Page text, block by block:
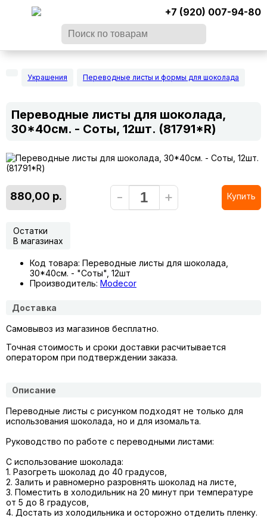
+7 (920) 007-94-80
Украшения Переводные листы и формы для шоколада
Переводные листы для шоколада,
30*40см. - Соты, 12шт. (81791*R)
880,00 р. - + Купить
Остатки
В магазинах
Код товара: Переводные листы для шоколада,
30*40см. - "Соты", 12шт
Производитель: Modecor
Доставка
Самовывоз из магазинов бесплатно.
Точная стоимость и сроки доставки расчитывается
оператором при подтверждении заказа.
Описание
Переводные листы с рисунком подходят не только для
использования шоколада, но и для изомальта.
Руководство по работе с переводными листами:
С использование шоколада:
1. Разогреть шоколад до 40 градусов,
2. Залить и равномерно разровнять шоколад на листе,
3. Поместить в холодильник на 20 минут при температуре
от 5 до 8 градусов,
4. Достать из холодильника и осторожно отделить пленку.